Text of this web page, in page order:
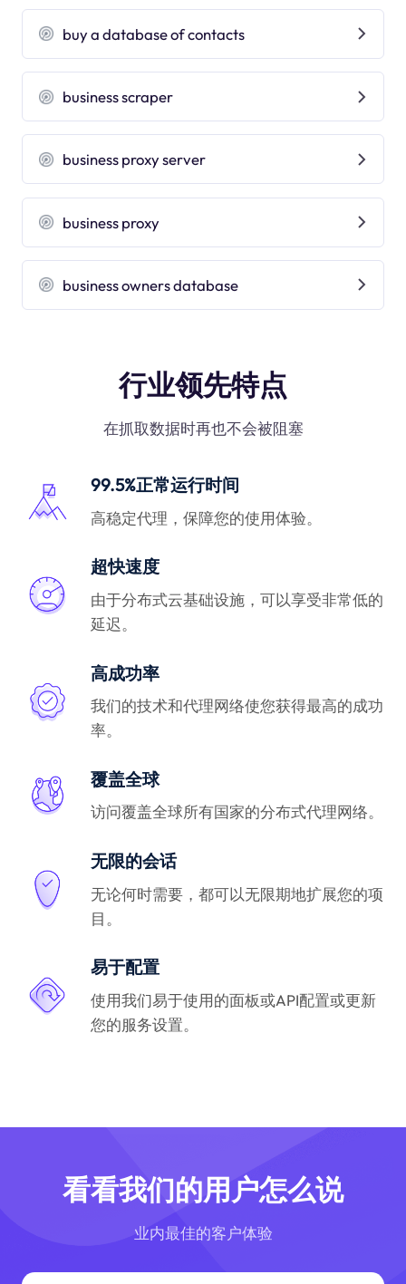
buy a database of contacts
business scraper
business proxy server
business proxy
business owners database
行业领先特点
在抓取数据时再也不会被阻塞
99.5%正常运行时间
高稳定代理，保障您的使用体验。
超快速度
由于分布式云基础设施，可以享受非常低的
延迟。
高成功率
我们的技术和代理网络使您获得最高的成功
率。
覆盖全球
访问覆盖全球所有国家的分布式代理网络。
无限的会话
无论何时需要，都可以无限期地扩展您的项
目。
易于配置
使用我们易于使用的面板或API配置或更新
您的服务设置。
看看我们的用户怎么说
业内最佳的客户体验